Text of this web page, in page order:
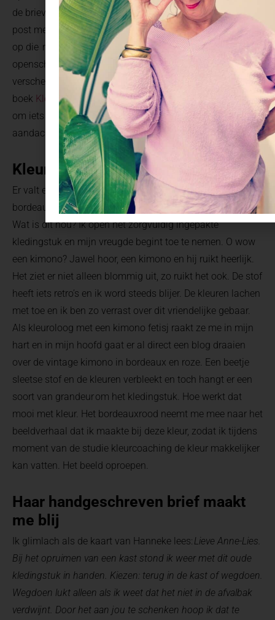
de brievenopener. Sinds enige tijd open ik de spaarzame
post met een echte opener. Het doet wat met me om het
op die manier te doen. Aandachtig in plaats van snel
openscheuren met als risico een open vinger of een
verscheurde brief. Nu ik met grote regelmaat mijn eigen
boek Kleuren van Geluk
verstuur, weet ik hoe leuk het is
om iets moois in te pakken, dus mag het ook met
aandacht worden uitgepakt.
Kleuroloog met een kimonofetisj
Er valt een kaart en iets blommigs uit. Een patroon van
bordeauxrood, roze en een vleugje blauw kijkt me aan.
Wat is dit nou? Ik open het zorgvuldig ingepakte
kledingstuk en mijn vreugde begint toe te nemen. O wow
een kimono? Jawel hoor, een kimono en hij ruikt heerlijk.
Het ziet er niet alleen blommig uit, zo ruikt het ook. De stof
heeft iets retro’s en ik word steeds blijer. De kleuren lachen
met toe en ik ben zo verrast over dit vriendelijke gebaar.
Als kleuroloog met een kimono fetisj raakt ze me in mijn
hart en in mijn hoofd gaat er al direct een blog draaien
over de vintage kimono in bordeaux en roze. Een beetje
sleetse stof en de kleuren verbleekt en toch hangt er een
soort van grandeur om het kledingstuk. Hoe werkt dat
mooi met kleur. Het bordeauxrood neemt me mee naar het
beeldverhaal dat ik maakte bij deze kleur, zodat ik tijdens
moment van de studie kleurcoaching de kleur makkelijker
kan vatten. Het beeld oproepen.
Haar handgeschreven brief maakt
me blij
Ik glimlach als de kaart van Hanneke lees: Lieve Anne-Lies.
Bij het opruimen van een kast stond ik weer met dit oude
kledingstuk in handen. Kiezen: terug in de kast of wegdoen.
Wegdoen lukt alleen als ik weet dat het niet in de afvalbak
verdwijnt. Door het aan jou te schenken hoop ik dat te